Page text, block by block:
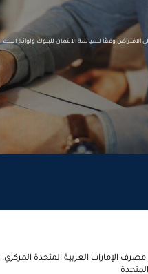
وفقًا لسياسة الائتمان للبنوك ولوائح البنك
الإمارات العربية المتحدة